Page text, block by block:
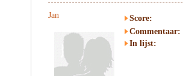
Jan
Score:
Commentaar:
In lijst: